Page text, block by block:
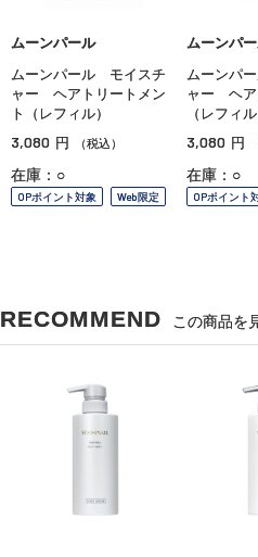
ムーンパール
ムーンパール モイスチ
ャー ヘアトリートメン
ト（レフィル）
3,080 円 （税込）
在庫：○
OPポイント対象 Web限定
ムーンパ
ムーンパ
ャー ヘア
（レフィル
3,080 円
在庫：○
OPポイント
RECOMMEND この商品を